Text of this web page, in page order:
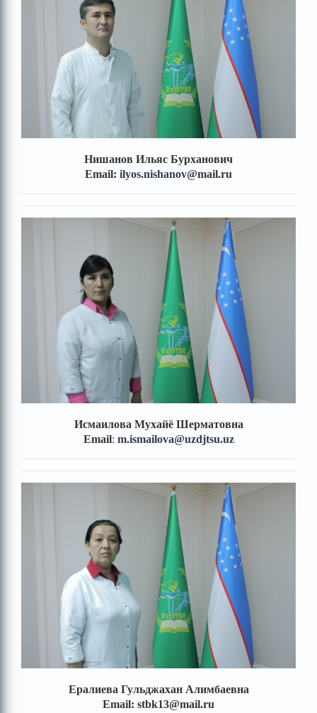
Нишанов Ильяс Бурханович
Email: ilyos.nishanov@mail.ru
Исмаилова Мухайё Шерматовна
Email: m.ismailova@uzdjtsu.uz
Ералиева Гульджахан Алимбаевна
Email: stbk13@mail.ru